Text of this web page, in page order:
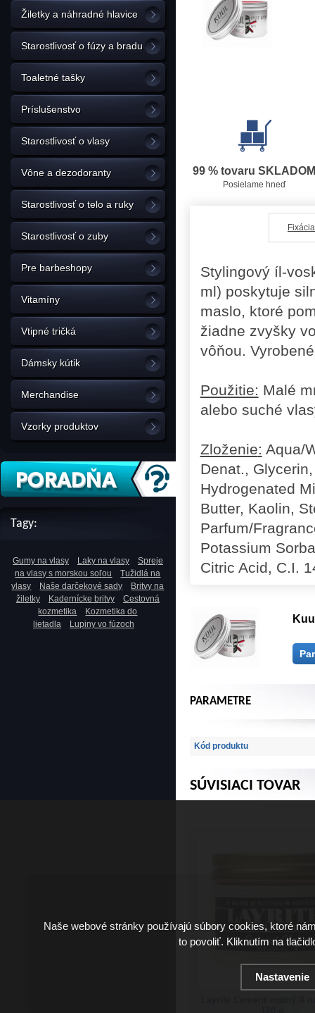
Žiletky a náhradné hlavice
Starostlivosť o fúzy a bradu
Toaletné tašky
Príslušenstvo
Starostlivosť o vlasy
Vône a dezodoranty
Starostlivosť o telo a ruky
Starostlivosť o zuby
Pre barbeshopy
Vitamíny
Vtipné tričká
Dámsky kútik
Merchandise
Vzorky produktov
Tagy:
Gumy na vlasy Laky na vlasy
Spreje
na vlasy s morskou soľou
Tužidlá na
vlasy
Naše darčekové sady
Britvy na
žiletky
Kadernícke britvy
Cestovná
kozmetika
Kozmetika do
lietadla
Lupiny vo fúzoch
99 % tovaru SKLADOM
Posielame hneď
Stylingový íl-
ml) poskytuje
maslo, ktoré
žiadne zvyšky
vôňou.
Použitie: Malé
alebo suché
Zloženie: Aqua/
Denat.,
Hydrogenated
Butter, Kaolin,
Parfum/
Potassium
Citric Acid, C.I.
PARAMETRE
Kód produktu
SÚVISIACI TOVAR
Naše webové stránky používajú súbory cookies, ktoré
to povoliť. Kliknutím na
Nastavenie